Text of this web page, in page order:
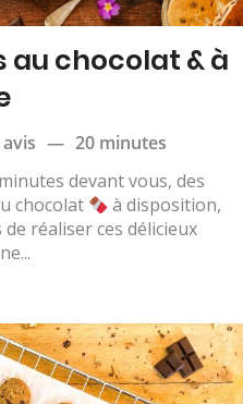
au chocolat & à
— 20 minutes
devant vous, des
chocolat
à disposition,
réaliser ces délicieux